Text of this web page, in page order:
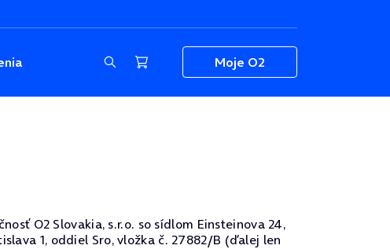
Moje O2
O2 Slovakia, s.r.o. so sídlom Einsteinova 24,
1, oddiel Sro, vložka č. 27882/B (ďalej len